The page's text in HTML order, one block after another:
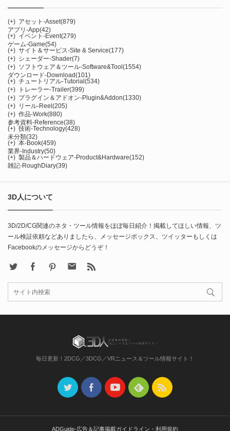
(+) アセット-Asset(879)
アプリ-App(42)
(+) イベント-Event(279)
ゲーム-Game(54)
(+) サイト＆サービス-Site & Service(177)
(+) シェーダー-Shader(7)
(+) ソフトウェア＆ツール-Software&Tool (1554)
ダウンロード-Download(101)
(+) チュートリアル-Tutorial (534)
(+)
トレーラー-Trailer(399)
(+) プラグイン＆アドオン-Plugin&Addon(1330)
(+) リール-Reel (205)
(+) 作品-Work(880)
参考資料-Reference(38)
(+) 技術-Technology(428)
未分類(32)
(+) 本-Book(459)
業界-Industry(50)
(+) 製品＆ハードウェア-Product&Hardware(152)
雑記-RoughDiary(39)
3D人について
3D/2D/CG関連のネタ・ツール情報をほぼ毎日紹介！掲載してほしい情報、ツ
ール検証依頼などありましたら、メッセージボックス、ツイッターもしくは
Facebookのメッセージからどうぞ！
FacebookPinterest Contact
毎日更新！2DCG／3DCG／VRニュース＆ツール情報サイト！
ADGuide-広告＆記事掲載ガイドライン・利用規約